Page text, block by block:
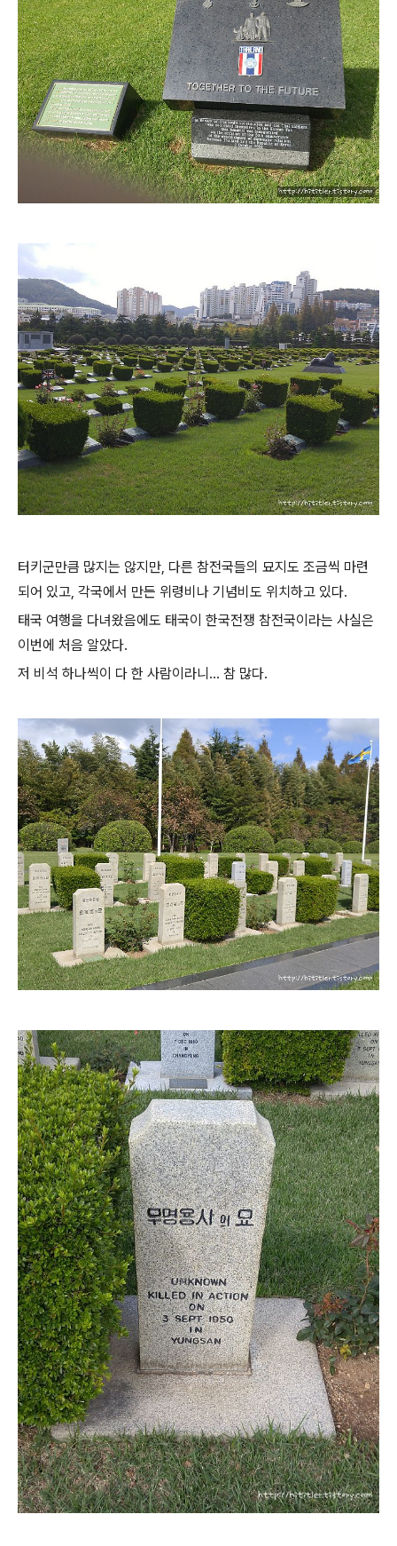
터키군만큼 많지는 않지만, 다른 참전국들의 묘지도 조금씩 마련
되어 있고, 각국에서 만든 위령비나 기념비도 위치하고 있다.
태국 여행을 다녀왔음에도 태국이 한국전쟁 참전국이라는 사실은
이번에 처음 알았다.
저 비석 하나씩이 다 한 사람이라니... 참 많다.